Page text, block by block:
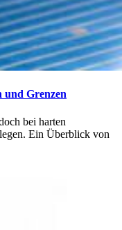
und Grenzen
bei harten
Ein Überblick von